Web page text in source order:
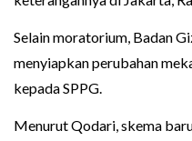
Selain moratorium, Badan
menyiapkan perubahan
kepada SPPG.
Menurut Qodari, skema